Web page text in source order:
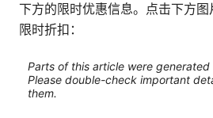
下方的限时优惠信息。点击下方
限时折扣：
Parts of this article were generated
Please double-check important
them.